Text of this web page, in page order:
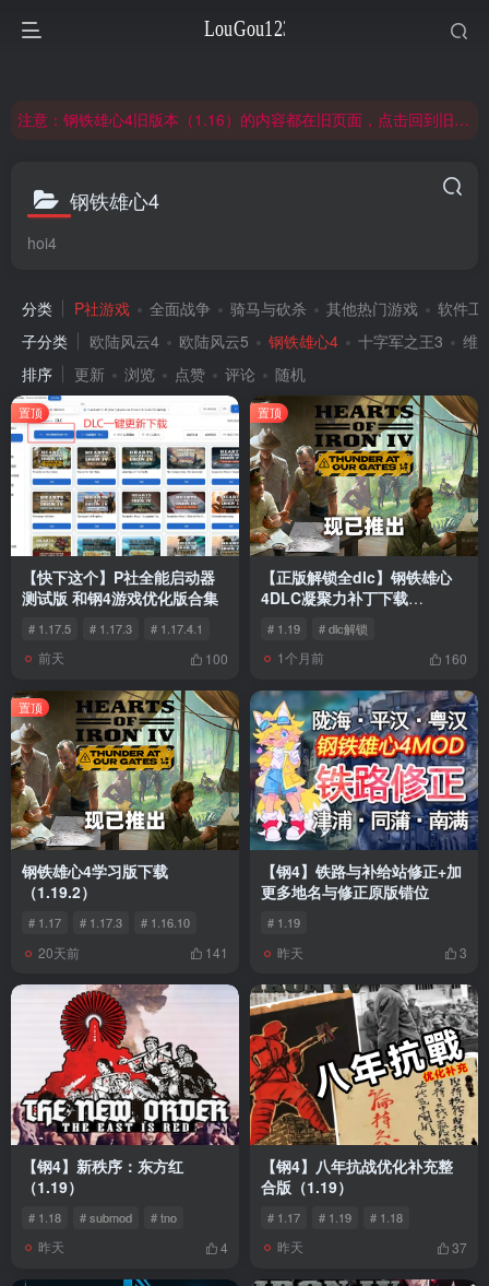
非常抱歉，节假日晚上服务器爆满，建议避开高峰时段访问。
注意：钢铁雄心4旧版本（1.16）的内容都在旧页面，点击回到旧版页面前往，网址：3yc.top
网站合并公告：旧网页langou123.com的内容将搬迁到本页面，本页面后续可通过langou123.com和www.langou123.com访问。旧网页可通过3yc.top访问。
钢铁雄心4
hoi4
分类 P社游戏 全面战争 骑马与砍杀 其他热门游戏
软件工
子分类
欧陆风云4 欧陆风云5 钢铁雄心4 十字军之王3
维
排序
更新 浏览 点赞 评论 随机
置顶
【快下这个】P社全能启动器
测试版 和钢4游戏优化版合集
# 1.17.5 # 1.17.3 # 1.17.4.1
前天 100
置顶
【正版解锁全dlc】钢铁雄心
4DLC凝聚力补丁下载
# 1.19 # dlc解锁
1个月前 160
置顶
钢铁雄心4学习版下载
（1.19.2）
# 1.17 # 1.17.3 # 1.16.10
20天前 141
【钢4】铁路与补给站修正+加
更多地名与修正原版错位
# 1.19
昨天 3
【钢4】新秩序：东方红
（1.19）
# 1.18 # submod # tno
昨天 4
【钢4】八年抗战优化补充整
合版（1.19）
# 1.17 # 1.19 # 1.18
昨天 37